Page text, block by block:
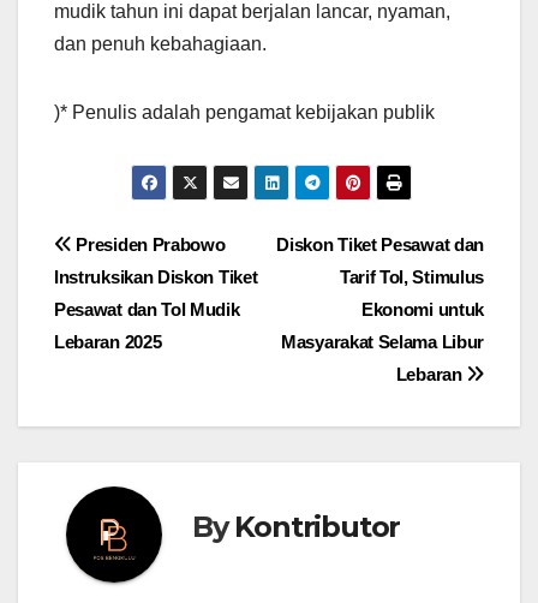
mudik tahun ini dapat berjalan lancar, nyaman,
dan penuh kebahagiaan.
)* Penulis adalah pengamat kebijakan publik
Post
navigation
Diskon Tiket Pesawat dan
Tarif Tol, Stimulus
Ekonomi untuk
Masyarakat Selama Libur
Lebaran
Presiden Prabowo
Instruksikan Diskon Tiket
Pesawat dan Tol Mudik
Lebaran 2025
ByKontributor